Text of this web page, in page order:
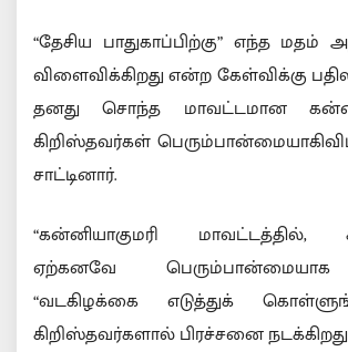
“தேசிய பாதுகாப்பிற்கு” எந்த
விளைவிக்கிறது என்ற கேள்விக்கு
தனது சொந்த மாவட்டமான
கிறிஸ்தவர்கள்
சாட்டினார்.
“கன்னியாகுமரி மாவட்டத்தில்,
ஏற்கனவே
“வடகிழக்கை எடுத்துக்
கிறிஸ்தவர்களால் பிரச்சனை